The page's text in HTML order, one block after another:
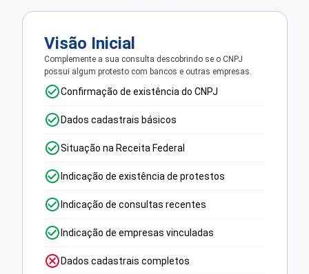
Visão Inicial
Complemente a sua consulta descobrindo se o CNPJ
possui algum protesto com bancos e outras empresas.
Confirmação de existência do CNPJ
Dados cadastrais básicos
Situação na Receita Federal
Indicação de existência de protestos
Indicação de consultas recentes
Indicação de empresas vinculadas
Dados cadastrais completos